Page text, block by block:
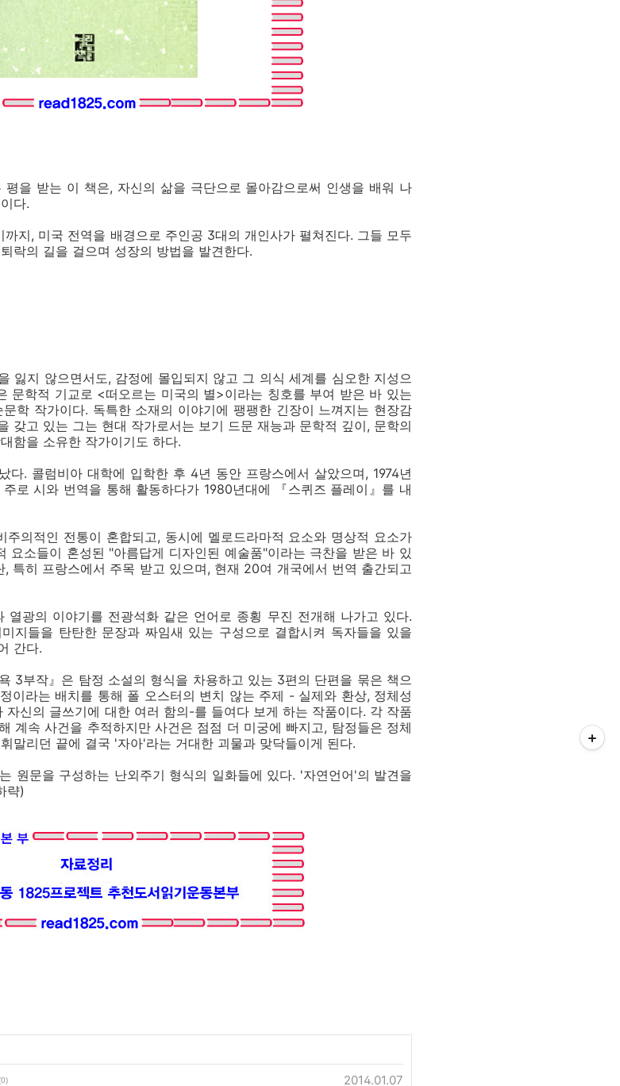
을 받는 이 책은, 자신의 삶을 극단으로 몰아감으로써 인생을 배워 나
다.
지, 미국 전역을 배경으로 주인공 3대의 개인사가 펼쳐진다. 그들 모두
락의 길을 걸으며 성장의 방법을 발견한다.
잃지 않으면서도, 감정에 몰입되지 않고 그 의식 세계를 심오한 지성으
문학적 기교로 <떠오르는 미국의 별>이라는 칭호를 부여 받은 바 있는
학 작가이다. 독특한 소재의 이야기에 팽팽한 긴장이 느껴지는 현장감
갖고 있는 그는 현대 작가로서는 보기 드문 재능과 문학적 깊이, 문학의
함을 소유한 작가이기도 하다.
다. 콜럼비아 대학에 입학한 후 4년 동안 프랑스에서 살았으며, 1974년
로 시와 번역을 통해 활동하다가 1980년대에 『스퀴즈 플레이』를 내
주의적인 전통이 혼합되고, 동시에 멜로드라마적 요소와 명상적 요소가
요소들이 혼성된 "아름답게 디자인된 예술품"이라는 극찬을 받은 바 있
특히 프랑스에서 주목 받고 있으며, 현재 20여 개국에서 번역 출간되고
열광의 이야기를 전광석화 같은 언어로 종횡 무진 전개해 나가고 있다.
지들을 탄탄한 문장과 짜임새 있는 구성으로 결합시켜 독자들을 있을
간다.
3부작』은 탐정 소설의 형식을 차용하고 있는 3편의 단편을 묶은 책으
이라는 배치를 통해 폴 오스터의 변치 않는 주제 - 실제와 환상, 정체성
신의 글쓰기에 대한 여러 함의-를 들여다 보게 하는 작품이다. 각 작품
계속 사건을 추적하지만 사건은 점점 더 미궁에 빠지고, 탐정들은 정체
말리던 끝에 결국 '자아'라는 거대한 괴물과 맞닥들이게 된다.
원문을 구성하는 난외주기 형식의 일화들에 있다. '자연언어'의 발견을
략)
2014.01.07